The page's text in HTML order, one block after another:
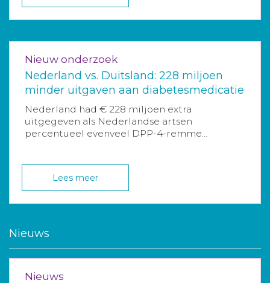
Nieuw onderzoek
Nederland vs. Duitsland: 228 miljoen
minder uitgaven aan diabetesmedicatie
Nederland had € 228 miljoen extra
uitgegeven als Nederlandse artsen
percentueel evenveel DPP-4-remme...
Lees meer
Nieuws
Nieuws